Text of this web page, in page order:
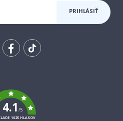
PRIHLÁSIŤ
4.1/5
1025 HLASOV